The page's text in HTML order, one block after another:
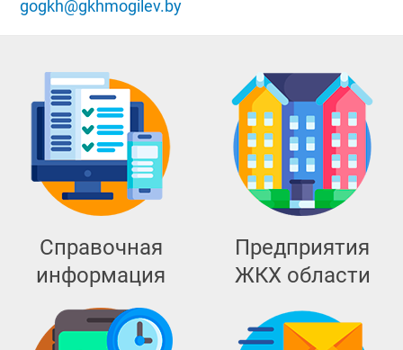
gogkh@gkhmogilev.by
Справочная
информация
Предприятия
ЖКХ области